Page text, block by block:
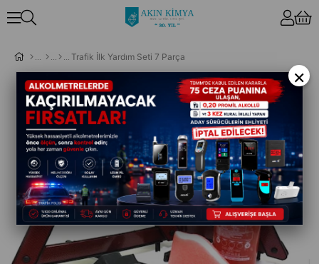
Trafik İlk Yardım Seti 7 Parça
×